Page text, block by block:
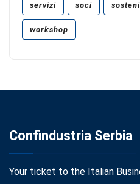
servizi soci
workshop
Confindustria Serbia
Your ticket to the Italian